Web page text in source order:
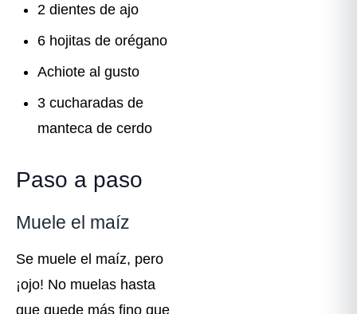
2 dientes de ajo
6 hojitas de orégano
Achiote al gusto
3 cucharadas de
manteca de cerdo
Paso a paso
Muele el maíz
Se muele el maíz, pero
¡ojo! No muelas hasta
que quede más fino que